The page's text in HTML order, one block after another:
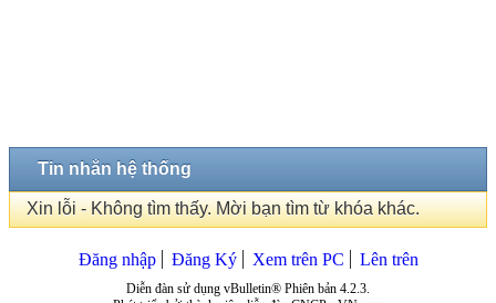
Tin nhắn hệ thống
Xin lỗi - Không tìm thấy. Mời bạn tìm từ khóa khác.
Đăng nhập Đăng Ký Xem trên PC Lên trên
Diễn đàn sử dụng vBulletin® Phiên bản 4.2.3.